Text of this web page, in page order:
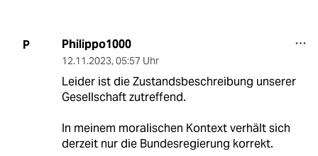
P Philippo1000
12.11.2023, 05:57 Uhr
Leider ist die Zustandsbeschreibung unserer
Gesellschaft zutreffend.
In meinem moralischen Kontext verhält sich
derzeit nur die Bundesregierung korrekt.